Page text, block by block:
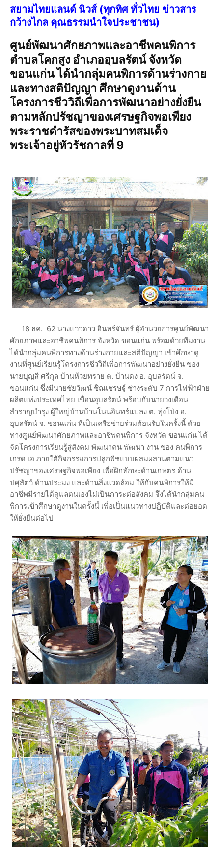
สยามไทยแลนด์ นิวส์ (ทุกทิศ ทั่วไทย ข่าวสาร
กว้างไกล คุณธรรมนำใจประชาชน)
ศูนย์พัฒนาศักยภาพและอาชีพคนพิการ
ตำบลโคกสูง อำเภออุบลรัตน์ จังหวัด
ขอนแก่น ได้นำกลุ่มคนพิการด้านร่างกาย
และทางสติปัญญา ศึกษาดูงานด้าน
โครงการชีววิถีเพื่อการพัฒนาอย่างยั่งยืน
ตามหลักปรัชญาของเศรษฐกิจพอเพียง
พระราชดำรัสของพระบาทสมเด็จ
พระเจ้าอยู่หัวรัชกาลที่ 9
18 ธค. 62 นางแววดาว อินทร์จันทร์ ผู้อำนวยการศูนย์พัฒนา
ศักยภาพและอาชีพคนพิการ จังหวัด ขอนแก่น พร้อมด้วยทีมงาน
ได้นำกลุ่มคนพิการทางด้านร่างกายและสติปัญญา เข้าศึกษาดู
งานที่ศูนย์เรียนรู้โครงการชีววิถีเพื่อการพัฒนาอย่างยั่งยืน ของ
นายบุญสี ศรีกุล บ้านห้วยทราย ต. บ้านดง อ. อุบลรัตน์ จ.
ขอนแก่น ซึ่งมีนายชัยวัฒน์ ชิณเชรษฐ์ ช่างระดับ 7 การไฟฟ้าฝ่าย
ผลิตแห่งประเทศไทย เขื่อนอุบลรัตน์ พร้อบกับนายวงเดือน
สำราญบำรุง ผู้ใหญ่บ้านบ้านโนนอินทร์แปลง ต. ทุ่งโป่ง อ.
อุบลรัตน์ จ. ขอนแก่น ที่เป็นเครือข่ายร่วมต้อนรับในครั้งนี้ ด้วย
ทางศูนย์พัฒนาศักยภาพและอาชีพคนพิการ จังหวัด ขอนแก่น ได้
จัดโครงการเรียนรู้สู่สังคม พัฒนาคน พัฒนา งาน ของ คนพิการ
เกรด เอ ภายใต้กิจกรรมการปลูกพืชแบบผสมผสานตามแนว
ปรัชญาของเศรษฐกิจพอเพียง เพื่อฝึกทักษะด้านเกษตร ด้าน
ปศุสัตว์ ด้านประมง และด้านสิ่งแวดล้อม ให้กับคนพิการให้มี
อาชีพมีรายได้ดูแลตนเองไม่เป็นภาระต่อสังคม จึงได้นำกลุ่มคน
พิการเข้าศึกษาดูงานในครั้งนี้ เพื่อเป็นแนวทางปฏิบัติและต่อยอด
ให้ยั่งยืนต่อไป